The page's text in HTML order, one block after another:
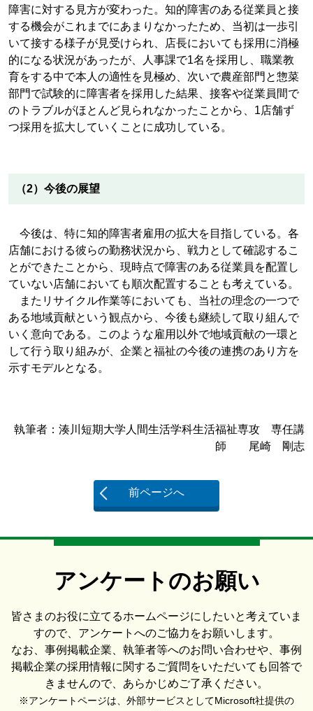
障害に対する見方が変わった。知的障害のある従業員と接
する機会がこれまでにあまりなかったため、当初は一歩引
いて接する様子が見受けられ、店長においても採用に消極
的になる状況があったが、人事課で1名を採用し、職業教
育をする中で本人の適性を見極め、次いで農産部門と惣菜
部門で試験的に障害者を採用した結果、接客や従業員間で
のトラブルがほとんど見られなかったことから、1店舗ず
つ採用を拡大していくことに成功している。
（2）今後の展望
今後は、特に知的障害者雇用の拡大を目指している。各
店舗における彼らの勤務状況から、戦力として確認するこ
とができたことから、現時点で障害のある従業員を配置し
ていない店舗においても順次配置することも考えている。
またリサイクル作業等においても、当社の理念の一つで
ある地域貢献という観点から、今後も継続して取り組んで
いく意向である。このような雇用以外で地域貢献の一環と
して行う取り組みが、企業と福祉の今後の連携のあり方を
示すモデルとなる。
執筆者：湊川短期大学人間生活学科生活福祉専攻 専任講
師 尾崎 剛志
前ページへ
アンケートのお願い
皆さまのお役に立てるホームページにしたいと考えていま
すので、アンケートへのご協力をお願いします。
なお、事例掲載企業、執筆者等へのお問い合わせや、事例
掲載企業の採用情報に関するご質問をいただいても回答で
きませんので、あらかじめご了承ください。
※アンケートページは、外部サービスとしてMicrosoft社提供の